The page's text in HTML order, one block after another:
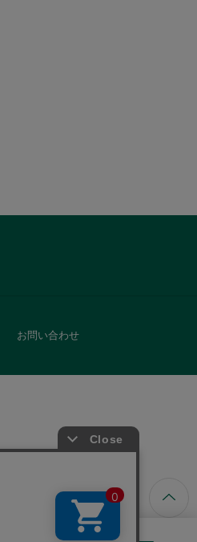
お問い合わせ